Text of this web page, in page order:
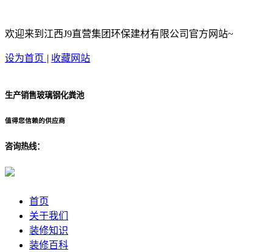
欢迎来到江西J9直营集团环保建材有限公司官方网站~
设为首页 | 收藏网站
生产销售玻璃钢化粪池
值得您信赖的供应商
咨询热线：
首页
关于我们
装修知识
装修百科